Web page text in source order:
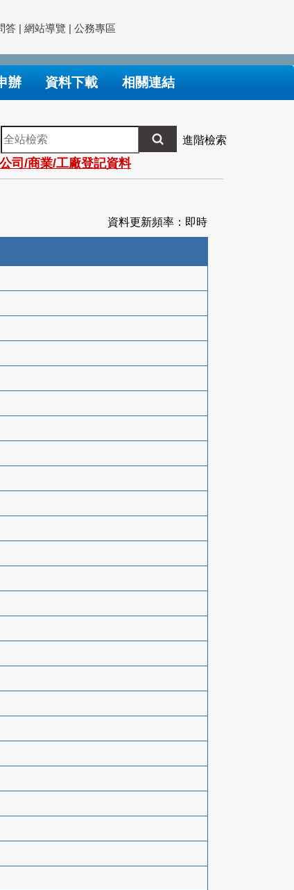
答 | 網站導覽 | 公務專區
辦 資料下載 相關連結
全
站
檢
索
進階檢索
司/商業/工廠登記資料
資料更新頻率：即時